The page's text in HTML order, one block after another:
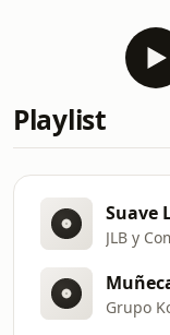
Playlist
Suave
JLB y
Grupo